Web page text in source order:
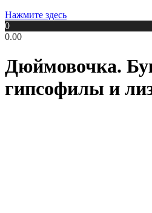
Нажмите здесь
0
0.00
Дюймовочка.
гипсофилы и